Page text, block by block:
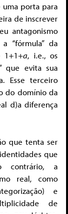
uma porta para
de inscrever
antagonismo
“fórmula” da
1+1+a, i.e., os
que evita sua
Esse terceiro
do domínio da
d)a diferença
que tenta ser
que
contrário, a
real, como
e
de